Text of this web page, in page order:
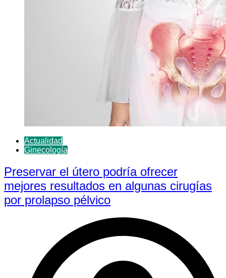
Actualidad
Ginecología
Preservar el útero podría ofrecer
mejores resultados en algunas cirugías
por prolapso pélvico